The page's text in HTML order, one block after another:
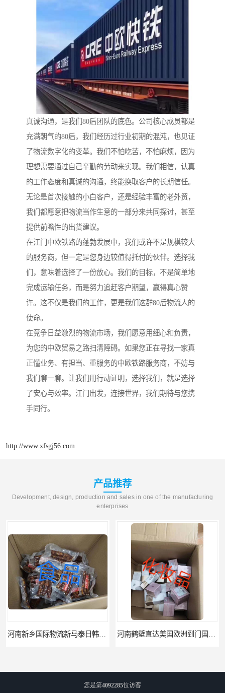
真诚沟通，是我们80后团队的底色。公司核心成员都是
充满朝气的80后，我们经历过行业初期的混沌，也见证
了物流数字化的变革。我们不怕吃苦，不怕麻烦，因为
理想需要通过自己辛勤的劳动来实现。我们相信，认真
的工作态度和真诚的沟通，终能换取客户的长期信任。
无论是首次接触的小白客户，还是经验丰富的老外贸，
我们都愿意把物流当作生意的一部分来共同探讨，甚至
提供前瞻性的出货建议。
在江门中欧铁路的蓬勃发展中，我们或许不是规模较大
的服务商，但一定是您身边较值得托付的伙伴。选择我
们，意味着选择了一份放心。我们的目标，不是简单地
完成运输任务，而是努力追赶客户期望，赢得真心赞
许。这不仅是我们的工作，更是我们这群80后物流人的
使命。
在竞争日益激烈的物流市场，我们愿意用细心和负责，
为您的中欧贸易之路扫清障碍。如果您正在寻找一家真
正懂业务、有担当、重服务的中欧铁路服务商，不妨与
我们聊一聊。让我们用行动证明，选择我们，就是选择
了安心与效率。江门出发，连接世界，我们期待与您携
手同行。
http://www.xfsgj56.com
产品推荐
Development, design, production and sales in one of the manufacturing
enterprises
河南新乡国际物流新马泰日韩菲律宾老挝缅甸印尼柬埔寨双清包税 河南鹤壁直达美国欧洲到门国际快递药品口罩洗手液消毒水防护衣
您是第4092285位访客